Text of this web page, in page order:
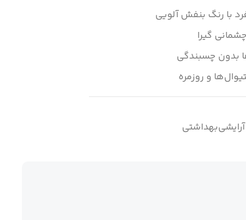
با رنگ بنفش آلویی
گیرا
بدون چسبندگی
و روزمره